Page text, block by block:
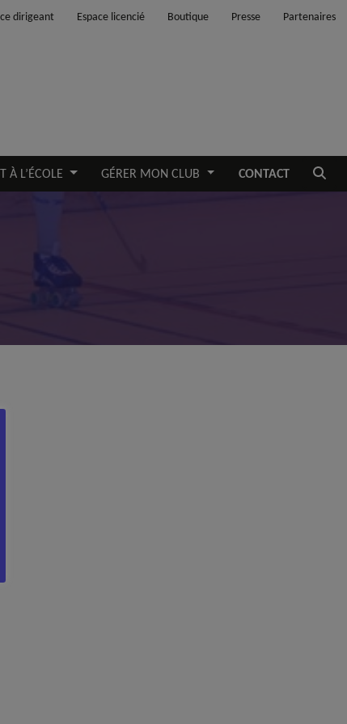
dirigeant Espace licencié Boutique Presse Partenaires
À L’ÉCOLE GÉRER MON CLUB CONTACT